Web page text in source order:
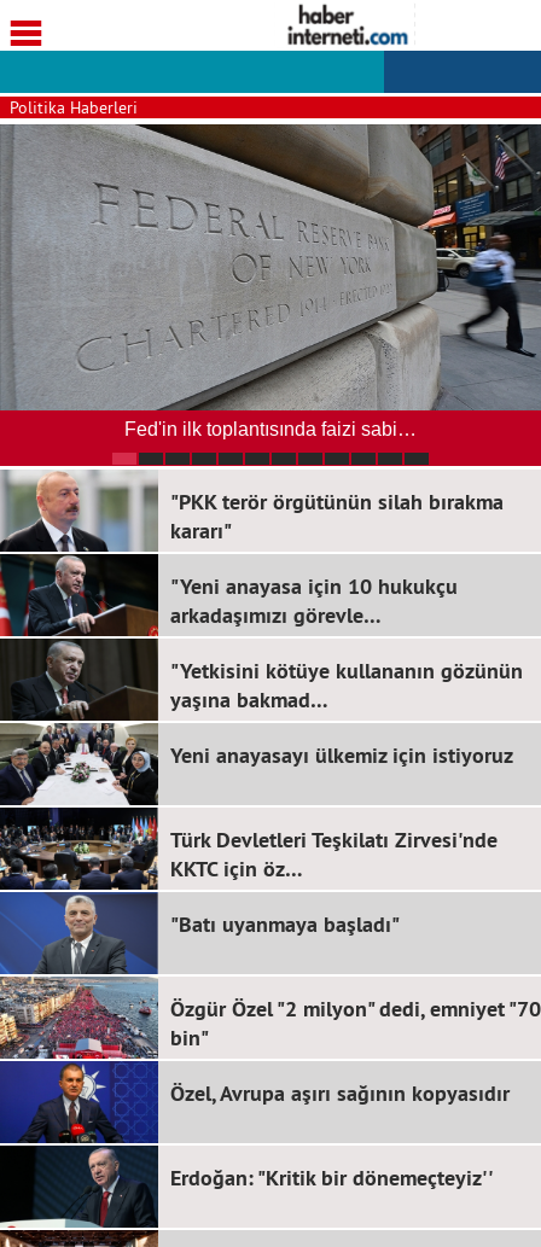
Politika Haberleri
Fed'in ilk toplantısında faizi sabi…
"PKK terör örgütünün silah bırakma
kararı"
"Yeni anayasa için 10 hukukçu
arkadaşımızı görevle…
"Yetkisini kötüye kullananın gözünün
yaşına bakmad…
Yeni anayasayı ülkemiz için istiyoruz
Türk Devletleri Teşkilatı Zirvesi'nde
KKTC için öz…
"Batı uyanmaya başladı"
Özgür Özel "2 milyon" dedi, emniyet "70
bin"
Özel, Avrupa aşırı sağının kopyasıdır
Erdoğan: "Kritik bir dönemeçteyiz''